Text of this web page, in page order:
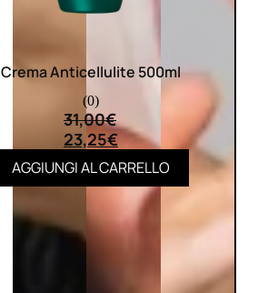
Crema Anticellulite 500ml
(0)
31,00€
23,25€
AGGIUNGI AL CARRELLO